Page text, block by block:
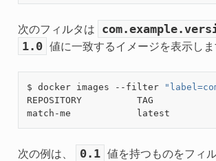
次のフィルタは
1.0 値に一致するイメージを表示しま
$ docker images --filter
REPOSITORY          TAG
match-me            latest
次の例は、 0.1
値を持つものをフィ